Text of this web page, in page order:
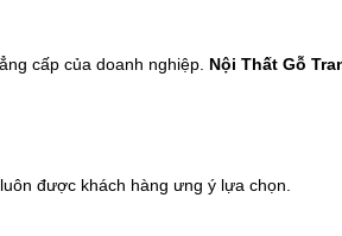
cấp của doanh nghiệp. Nội Thất Gỗ
được khách hàng ưng ý lựa chọn.